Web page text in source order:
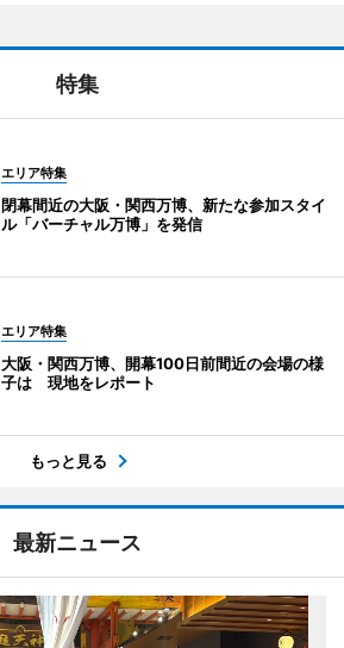
特集
エリア特集
閉幕間近の大阪・関西万博、新たな参加スタイ
ル「バーチャル万博」を発信
エリア特集
大阪・関西万博、開幕100日前間近の会場の様
子は 現地をレポート
もっと見る
最新ニュース